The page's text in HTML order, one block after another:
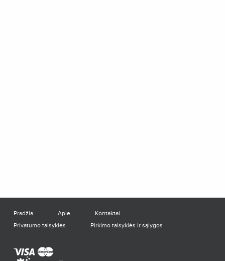
Pradžia Apie
Kontaktai
Privatumo taisyklės
Pirkimo taisyklės ir sąlygos